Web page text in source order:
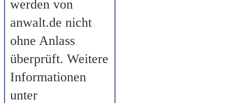
werden von
anwalt.de nicht
ohne Anlass
überprüft. Weitere
Informationen
unter